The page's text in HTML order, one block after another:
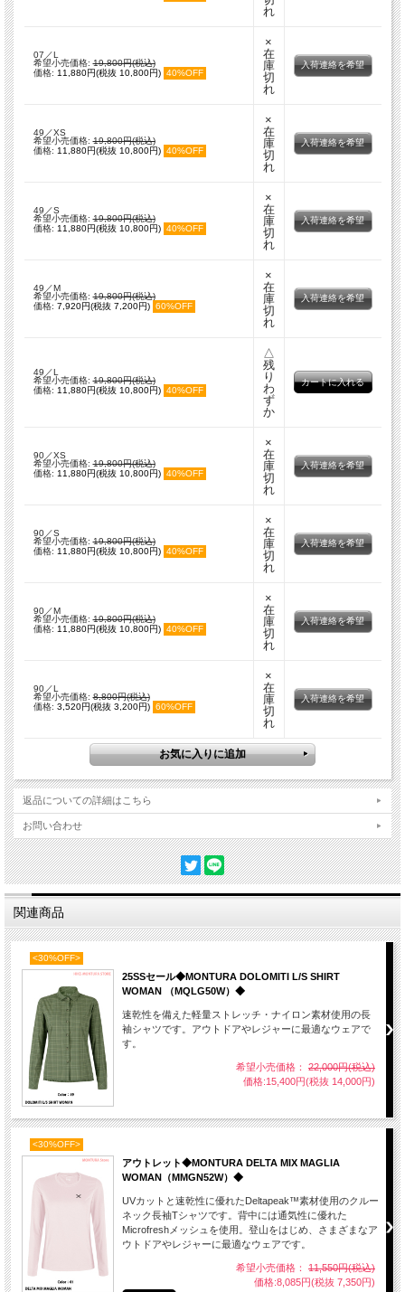
れ
07／L
希望小売価格:19,800円(税込)
価格: 11,880円(税抜 10,800円) 40%OFF
×
在
庫
切
れ
入荷連絡を希望
49／XS
希望小売価格:19,800円(税込)
価格: 11,880円(税抜 10,800円) 40%OFF
×
在
庫
切
れ
入荷連絡を希望
49／S
希望小売価格:19,800円(税込)
価格: 11,880円(税抜 10,800円) 40%OFF
×
在
庫
切
れ
入荷連絡を希望
49／M
希望小売価格:19,800円(税込)
価格: 7,920円(税抜 7,200円) 60%OFF
×
在
庫
切
れ
入荷連絡を希望
49／L
希望小売価格:19,800円(税込)
価格: 11,880円(税抜 10,800円) 40%OFF
△
残
り
わ
ず
か
90／XS
希望小売価格:19,800円(税込)
価格: 11,880円(税抜 10,800円) 40%OFF
×
在
庫
切
れ
入荷連絡を希望
90／S
希望小売価格:19,800円(税込)
価格: 11,880円(税抜 10,800円) 40%OFF
×
在
庫
切
れ
入荷連絡を希望
90／M
希望小売価格:19,800円(税込)
価格: 11,880円(税抜 10,800円) 40%OFF
×
在
庫
切
れ
入荷連絡を希望
90／L
希望小売価格:8,800円(税込)
価格: 3,520円(税抜 3,200円) 60%OFF
×
在
庫
切
れ
入荷連絡を希望
返品についての詳細はこちら
お問い合わせ
関連商品
<30%OFF>
25SSセール◆MONTURA DOLOMITI L/S SHIRT
WOMAN （MQLG50W）◆
速乾性を備えた軽量ストレッチ・ナイロン素材使用の長
袖シャツです。アウトドアやレジャーに最適なウェアで
す。
希望小売価格： 22,000円(税込)
価格:15,400円(税抜 14,000円)
<30%OFF>
アウトレット◆MONTURA DELTA MIX MAGLIA
WOMAN（MMGN52W）◆
UVカットと速乾性に優れたDeltapeak™素材使用のクルー
ネック長袖Tシャツです。背中には通気性に優れた
Microfreshメッシュを使用。登山をはじめ、さまざまなア
ウトドアやレジャーに最適なウェアです。
希望小売価格： 11,550円(税込)
価格:8,085円(税抜 7,350円)